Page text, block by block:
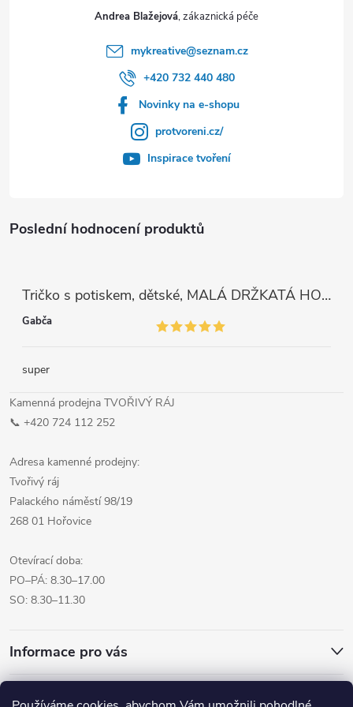
Poslední hodnocení produktů
Tričko s potiskem, dětské, MALÁ DRŽKATÁ HOLKA, 1 ks
Gabča
super
Kamenná prodejna TVOŘIVÝ RÁJ
📞 +420 724 112 252
Adresa kamenné prodejny:
Tvořivý ráj
Palackého náměstí 98/19
268 01 Hořovice
Otevírací doba:
PO–PÁ: 8.30–17.00
SO: 8.30–11.30
Informace pro vás
Andrea Blažejová
mykreative@seznam.cz
+420 732 440 480
Novinky na e-shopu
protvoreni.cz/
Inspirace tvoření
Přijímáme online platby